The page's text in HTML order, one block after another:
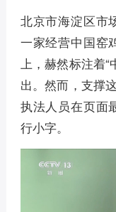
北京市海淀区市
一家经营中国窑
上，赫然标注着
出。然而，支撑
执法人员在页面
行小字。